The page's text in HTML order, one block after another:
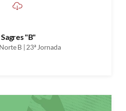
"B"
B | 23ª Jornada